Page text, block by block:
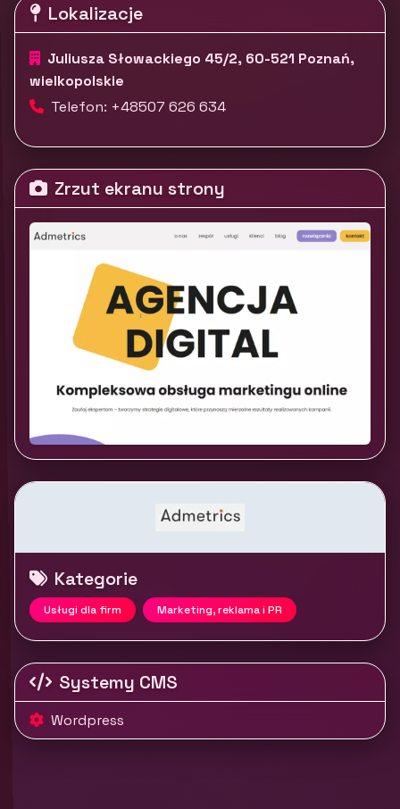
Lokalizacje
Juliusza Słowackiego 45/2, 60-521 Poznań,
wielkopolskie
Telefon: +48507 626 634
Zrzut ekranu strony
Kategorie
Usługi dla firm Marketing, reklama i PR
Systemy CMS
Wordpress